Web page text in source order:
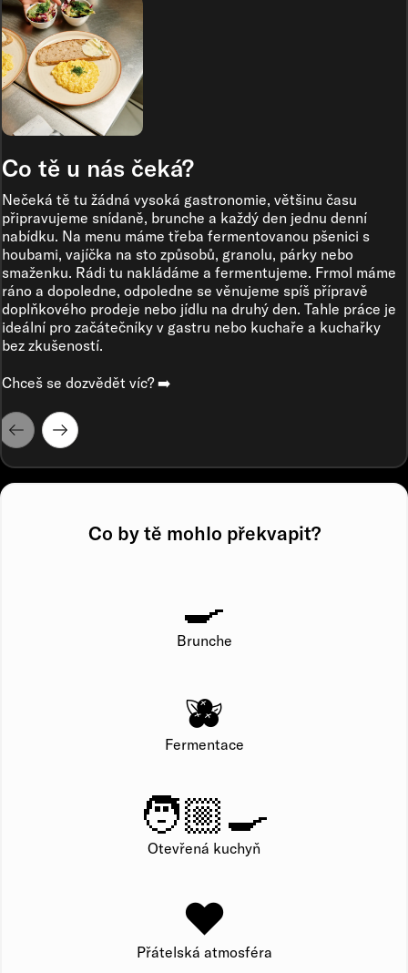
Co tě u nás čeká?
Nečeká tě tu žádná vysoká gastronomie, většinu času
připravujeme snídaně, brunche a každý den jednu denní
nabídku. Na menu máme třeba fermentovanou pšenici s
houbami, vajíčka na sto způsobů, granolu, párky nebo
smaženku. Rádi tu nakládáme a fermentujeme. Frmol máme
ráno a dopoledne, odpoledne se věnujeme spíš přípravě
doplňkového prodeje nebo jídlu na druhý den. Tahle práce je
ideální pro začátečníky v gastru nebo kuchaře a kuchařky
bez zkušeností.
Chceš se dozvědět víc? ➡️
Co by tě mohlo překvapit?
🍳
Brunche
🫐
Fermentace
🧑🏼‍🍳
Otevřená kuchyň
❤️
Přátelská atmosféra